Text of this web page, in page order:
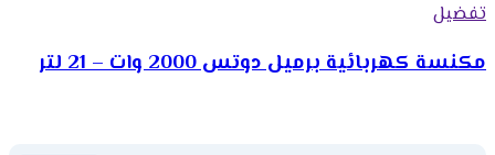
تفضيل
مكنسة كهربائية برميل دوتس 2000 وات – 21 لتر